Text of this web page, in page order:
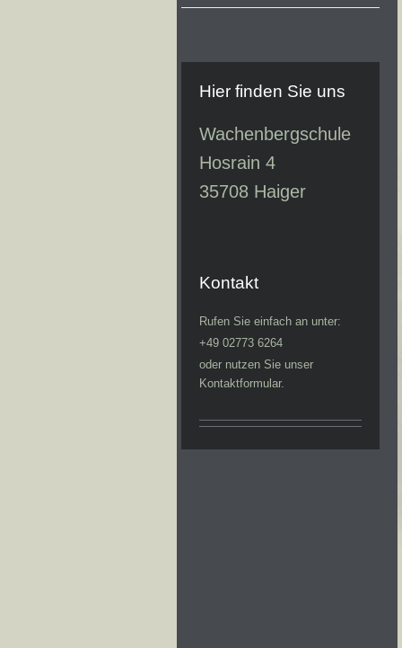
Hier finden Sie uns
Wachenbergschule
Hosrain 4
35708 Haiger
Kontakt
Rufen Sie einfach an unter:
+49 02773 6264
oder nutzen Sie unser
Kontaktformular.